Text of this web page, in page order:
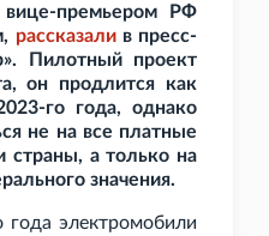
премьером РФ
рассказалив пресс-
Пилотный проект
он продлится как
го года, однако
не на все платные
страны, а только на
значения.
года электромобили